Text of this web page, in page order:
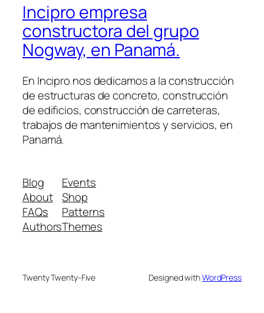
Incipro empresa
constructora del grupo
Nogway, en Panamá.
En Incipro nos dedicamos a la construcción
de estructuras de concreto, construcción
de edificios, construcción de carreteras,
trabajos de mantenimientos y servicios, en
Panamá.
Blog
About
FAQs
Authors
Events
Shop
Patterns
Themes
Twenty Twenty-Five Designed withWordPress